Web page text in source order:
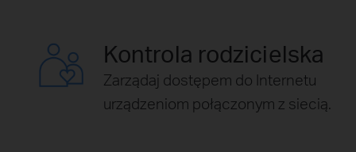
Kontrola rodzicielska
Zarządaj dostępem do Internetu
urządzeniom połączonym z siecią.